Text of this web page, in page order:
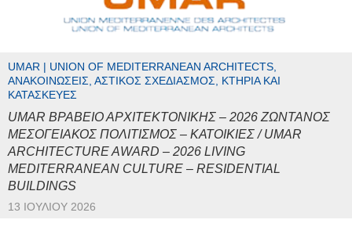
UMAR | UNION OF MEDITERRANEAN ARCHITECTS,
ΑΝΑΚΟΙΝΏΣΕΙΣ, ΑΣΤΙΚΌΣ ΣΧΕΔΙΑΣΜΌΣ, ΚΤΉΡΙΑ ΚΑΙ
ΚΑΤΑΣΚΕΥΈΣ
UMAR ΒΡΑΒΕΙΟ ΑΡΧΙΤΕΚΤΟΝΙΚΗΣ – 2026 ΖΩΝΤΑΝΟΣ
ΜΕΣΟΓΕΙΑΚΟΣ ΠΟΛΙΤΙΣΜΟΣ – ΚΑΤΟΙΚΙΕΣ / UMAR
ARCHITECTURE AWARD – 2026 LIVING
MEDITERRANEAN CULTURE – RESIDENTIAL
BUILDINGS
13 ΙΟΥΛΊΟΥ 2026